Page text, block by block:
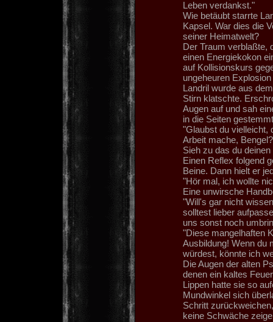
Leben verdankst."
Wie betäubt starrte
Kapsel. War dies die
seiner Heimatwelt?
Der Traum verblaßte,
einen Energiekokon
auf Kollisionskurs
ungeheuren
Landril wurde aus
Stirn klatschte.
Augen auf und sah
in die Seiten
"Glaubst du vielleicht,
Arbeit mache, Bengel?
Sieh zu das du
Einen Reflex folgend
Beine. Dann hielt er
"Hör mal, ich wollte
Eine unwirsche
"Will's gar nicht
solltest lieber
uns sonst noch
"Diese mangelhaften
Ausbildung! Wenn du
würdest, könnte ich
Die Augen der alten
denen ein kaltes
Lippen hatte sie so
Mundwinkel sich
Schritt
keine Schwäche